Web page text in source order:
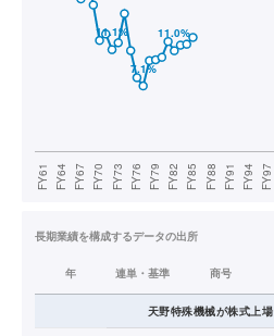
長期業績を構成するデータの出所
年 連単・基準 商号
天野特殊機械が株式上場